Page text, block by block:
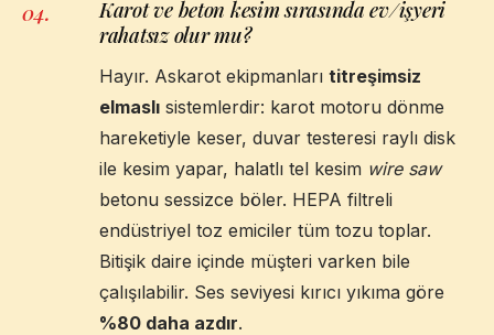
04.
Karot ve beton kesim sırasında ev/işyeri
rahatsız olur mu?
Hayır. Askarot ekipmanları titreşimsiz
elmaslı sistemlerdir: karot motoru dönme
hareketiyle keser, duvar testeresi raylı disk
ile kesim yapar, halatlı tel kesim wire saw
betonu sessizce böler. HEPA filtreli
endüstriyel toz emiciler tüm tozu toplar.
Bitişik daire içinde müşteri varken bile
çalışılabilir. Ses seviyesi kırıcı yıkıma göre
%80 daha azdır.